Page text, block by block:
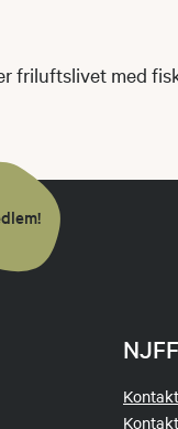
friluftslivet med
NJFF